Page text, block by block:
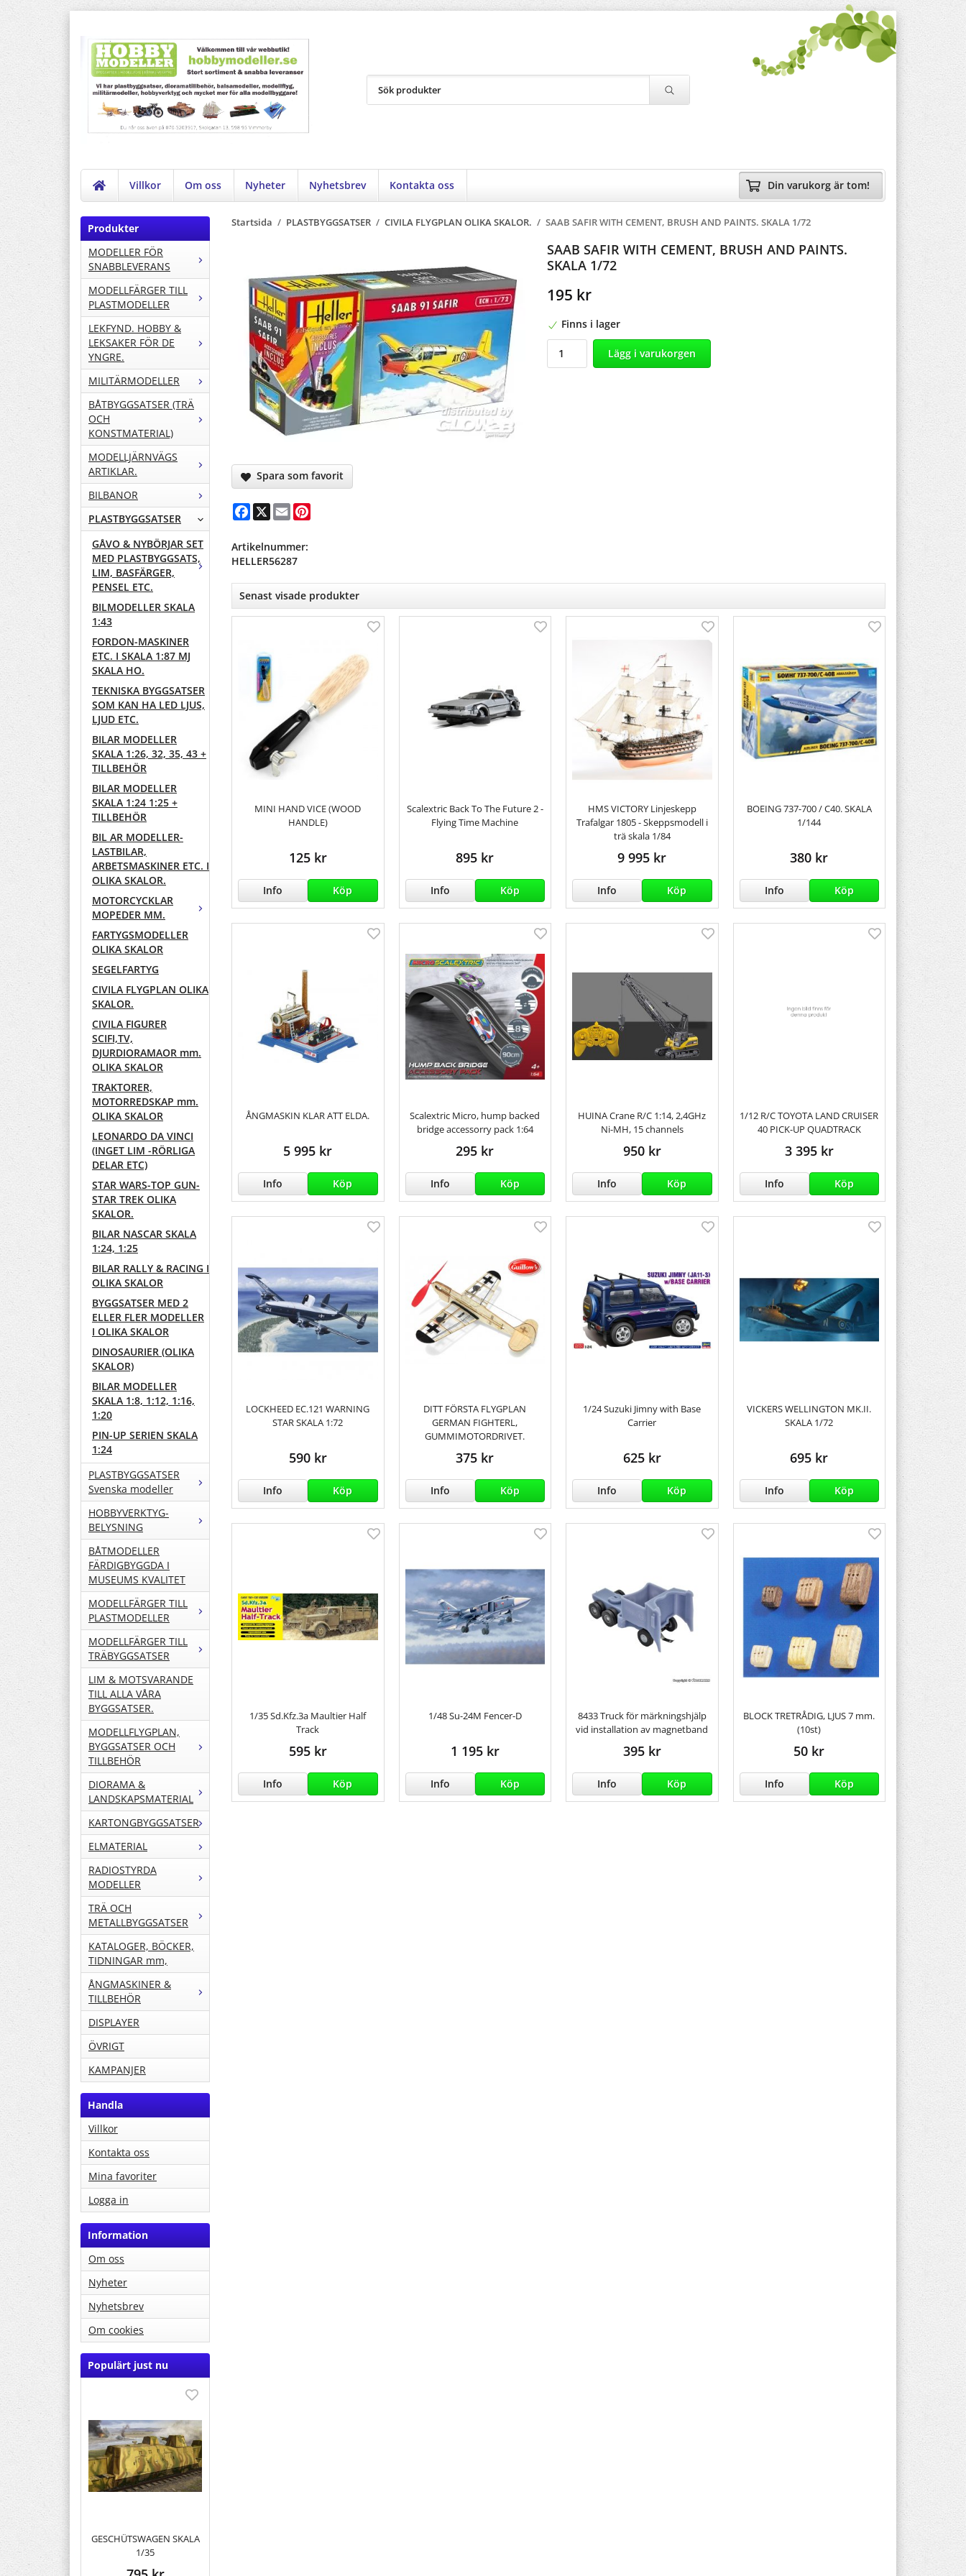
Villkor Om oss Nyheter Nyhetsbrev Kontakta oss Din varukorg är tom!
Produkter
MODELLER FÖR
SNABBLEVERANS
MODELLFÄRGER TILL
PLASTMODELLER
LEKFYND. HOBBY &
LEKSAKER FÖR DE
YNGRE.
MILITÄRMODELLER
BÅTBYGGSATSER (TRÄ
OCH
KONSTMATERIAL)
MODELLJÄRNVÄGS
ARTIKLAR.
BILBANOR
PLASTBYGGSATSER
GÅVO & NYBÖRJAR SET
MED PLASTBYGGSATS,
LIM, BASFÄRGER,
PENSEL ETC.
BILMODELLER SKALA
1:43
FORDON-MASKINER
ETC. I SKALA 1:87 MJ
SKALA HO.
TEKNISKA BYGGSATSER
SOM KAN HA LED LJUS,
LJUD ETC.
BILAR MODELLER
SKALA 1:26, 32, 35, 43 +
TILLBEHÖR
BILAR MODELLER
SKALA 1:24 1:25 +
TILLBEHÖR
BIL AR MODELLER-
LASTBILAR,
ARBETSMASKINER ETC. I
OLIKA SKALOR.
MOTORCYCKLAR
MOPEDER MM.
FARTYGSMODELLER
OLIKA SKALOR
SEGELFARTYG
CIVILA FLYGPLAN OLIKA
SKALOR.
CIVILA FIGURER
SCIFI,TV,
DJURDIORAMAOR mm.
OLIKA SKALOR
TRAKTORER,
MOTORREDSKAP mm.
OLIKA SKALOR
LEONARDO DA VINCI
(INGET LIM -RÖRLIGA
DELAR ETC)
STAR WARS-TOP GUN-
STAR TREK OLIKA
SKALOR.
BILAR NASCAR SKALA
1:24, 1:25
BILAR RALLY & RACING I
OLIKA SKALOR
BYGGSATSER MED 2
ELLER FLER MODELLER
I OLIKA SKALOR
DINOSAURIER (OLIKA
SKALOR)
BILAR MODELLER
SKALA 1:8, 1:12, 1:16,
1:20
PIN-UP SERIEN SKALA
1:24
PLASTBYGGSATSER
Svenska modeller
HOBBYVERKTYG-
BELYSNING
BÅTMODELLER
FÄRDIGBYGGDA I
MUSEUMS KVALITET
MODELLFÄRGER TILL
PLASTMODELLER
MODELLFÄRGER TILL
TRÄBYGGSATSER
LIM & MOTSVARANDE
TILL ALLA VÅRA
BYGGSATSER.
MODELLFLYGPLAN,
BYGGSATSER OCH
TILLBEHÖR
DIORAMA &
LANDSKAPSMATERIAL
KARTONGBYGGSATSER
ELMATERIAL
RADIOSTYRDA
MODELLER
TRÄ OCH
METALLBYGGSATSER
KATALOGER, BÖCKER,
TIDNINGAR mm,
ÅNGMASKINER &
TILLBEHÖR
DISPLAYER
ÖVRIGT
KAMPANJER
Handla
Villkor
Kontakta oss
Mina favoriter
Logga in
Information
Om oss
Nyheter
Nyhetsbrev
Om cookies
Populärt just nu
GESCHÜTSWAGEN SKALA
1/35
Startsida / PLASTBYGGSATSER / CIVILA FLYGPLAN OLIKA SKALOR. / SAAB SAFIR WITH CEMENT, BRUSH AND PAINTS. SKALA 1/72
SAAB SAFIR WITH CEMENT, BRUSH AND PAINTS.
SKALA 1/72
195 kr
Finns i lager
Lägg i varukorgen
Spara som favorit
Facebook
X Email
Artikelnummer:
HELLER56287
Senast visade produkter
MINI HAND VICE (WOOD
HANDLE)
125 kr
Info Köp
Scalextric Back To The Future 2 -
Flying Time Machine
895 kr
Info Köp
HMS VICTORY Linjeskepp
Trafalgar 1805 - Skeppsmodell i
trä skala 1/84
9 995 kr
Info Köp
BOEING 737-700 / C40. SKALA
1/144
380 kr
Info Köp
ÅNGMASKIN KLAR ATT ELDA.
5 995 kr
Info Köp
Scalextric Micro, hump backed
bridge accessorry pack 1:64
295 kr
Info Köp
HUINA Crane R/C 1:14, 2,4GHz
Ni-MH, 15 channels
950 kr
Info Köp
1/12 R/C TOYOTA LAND CRUISER
40 PICK-UP QUADTRACK
3 395 kr
Info Köp
LOCKHEED EC.121 WARNING
STAR SKALA 1:72
590 kr
Info Köp
DITT FÖRSTA FLYGPLAN
GERMAN FIGHTERL,
GUMMIMOTORDRIVET.
375 kr
Info Köp
1/24 Suzuki Jimny with Base
Carrier
625 kr
Info Köp
VICKERS WELLINGTON MK.II.
SKALA 1/72
695 kr
Info Köp
1/35 Sd.Kfz.3a Maultier Half
Track
595 kr
Info Köp
1/48 Su-24M Fencer-D
1 195 kr
Info Köp
8433 Truck för märkningshjälp
vid installation av magnetband
395 kr
Info Köp
BLOCK TRETRÅDIG, LJUS 7 mm.
(10st)
50 kr
Info Köp